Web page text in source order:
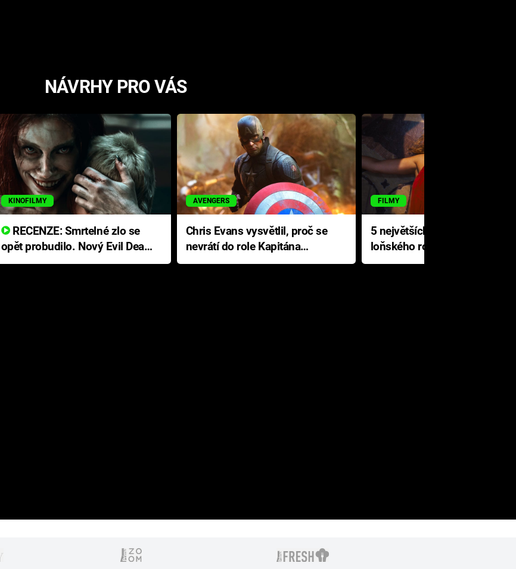
NÁVRHY PRO VÁS
KINOFILMY
RECENZE: Smrtelné zlo se
opět probudilo. Nový Evil Dead
přichází s neodolatelnou
AVENGERS
Chris Evans vysvětlil, proč se
nevrátí do role Kapitána
Ameriky
FILMY
5 největších propadáků
loňského roku: Disney na
jediné katastrofě prodělal 200